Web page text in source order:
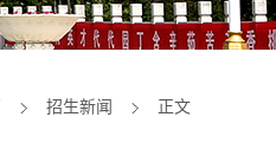
招生新闻 正文